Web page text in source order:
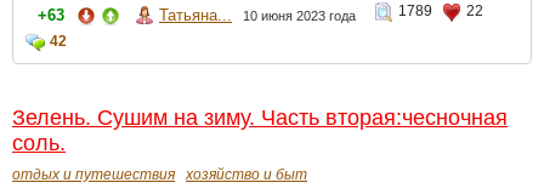
+63 Татьяна... 10 июня 2023 года 1789
22
42
Зелень. Сушим на зиму. Часть вторая:чесночная
соль.
отдых и путешествия хозяйство и быт